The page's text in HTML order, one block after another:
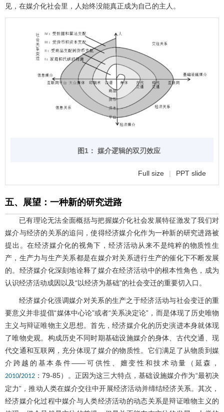
见，在媒介化社会里，人始终没能真正成为自己的主人。
图1： 媒介逻辑的双刃效应
Full size | PPT slide
五、展望：一种新的研究进路
已有理论无法全面概括与把握媒介化社会发展特征激发了我们对
媒介与经济的关系的追问，使得经济媒介化作为一种新的研究进路被
提出。在经济媒介化的视角下，经济活动从来不是纯粹的物质性生
产，生产力与生产关系都是在媒介对关系进行生产的催化下不断发展
的。经济媒介化深刻地诠释了媒介在经济活动中的根本性角色，成为
认识经济活动成因以及“以经济为基础”的社会变迁的重要切入口。
经济媒介化强调媒介对关系的生产之于经济活动与社会变迁的重
要意义并非提倡“媒体中心论”或者“关系决定论”，而是体现了历史唯物
主义与辩证唯物主义思想。首先，经济媒介化的历史演进本身就体现
了唯物史观。构成历史不同时期基础设施媒介的身体、古代交通、现
代交通和互联网，充分体现了媒介的物质性。它们满足了从物质到媒
介跨越的基本条件——可供性、嬗变性和技术动量（延森，
2010/2012 ：79-85）。正因为这三大特点，基础设施媒介作为“最初决
定力”，推动人类在媒介交往中开展经济活动并缔结经济关系。其次，
经济媒介化过程中媒介与人类经济活动的动态关系是辩证唯物主义的